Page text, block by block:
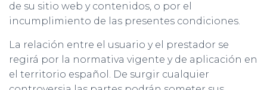
de su sitio web y contenidos, o por el
incumplimiento de las presentes condiciones.
La relación entre el usuario y el prestador se
regirá por la normativa vigente y de aplicación en
el territorio español. De surgir cualquier